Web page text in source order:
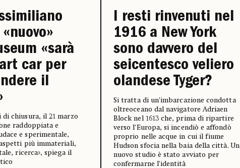
«sarà
car per
il
di chiusura, il 21 marzo
raddoppiata e
e sperimentale,
più immateriali,
ricerca», spiega il
I resti rinvenuti nel
1916 a New York
sono davvero del
seicentesco veliero
olandese Tyger?
Si tratta di un’imbarcazione condotta
oltreoceano dal navigatore Adriaen
Block nel 1613 che, prima di ripartire
verso l’Europa, si incendiò e affondò
proprio nelle acque in cui il fiume
Hudson sfocia nella baia della città. Un
nuovo studio è stato avviato per
confermarne l’identità